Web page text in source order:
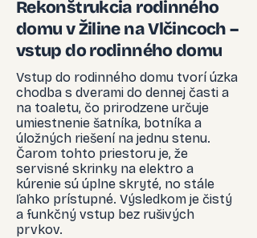
Rekonštrukcia rodinného
domu v Žiline na Vlčincoch –
vstup do rodinného domu
Vstup do rodinného domu tvorí úzka
chodba s dverami do dennej časti a
na toaletu, čo prirodzene určuje
umiestnenie šatníka, botníka a
úložných riešení na jednu stenu.
Čarom tohto priestoru je, že
servisné skrinky na elektro a
kúrenie sú úplne skryté, no stále
ľahko prístupné. Výsledkom je čistý
a funkčný vstup bez rušivých
prvkov.